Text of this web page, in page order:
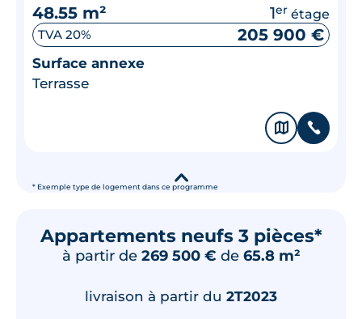
* Exemple type de logement dans ce programme
48.55 m²
1er étage
TVA 20% 205 900 €
Surface annexe
Terrasse
🗞 📞
▾
Appartements neufs 3 pièces*
à partir de 269 500 € de 65.8 m²
livraison à partir du 2T2023